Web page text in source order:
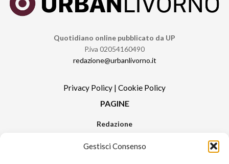
Gestisci Consenso
Quotidiano online pubblicato da UP
P.iva 02054160490
redazione@urbanlivorno.it
Privacy Policy | Cookie Policy
PAGINE
Redazione
Pubblicità